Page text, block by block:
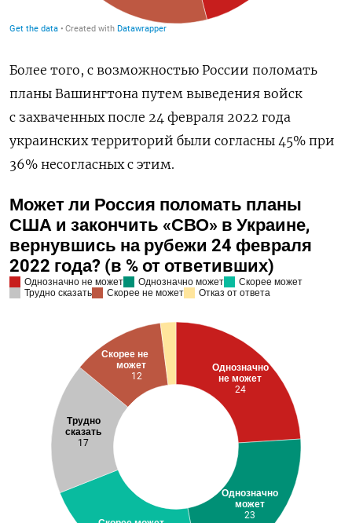
Более того, с возможностью России поломать
планы Вашингтона путем выведения войск
с захваченных после 24 февраля 2022 года
украинских территорий были согласны 45% при
36% несогласных с этим.